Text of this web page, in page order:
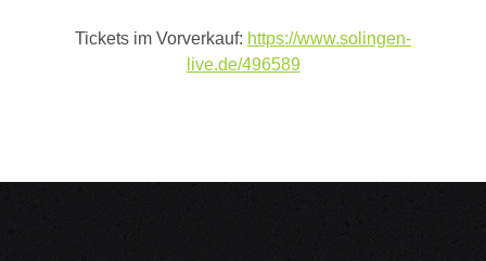
Tickets im Vorverkauf: https://www.solingen-
live.de/496589